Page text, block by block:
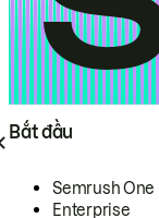
Bắt đầu
Semrush One
Enterprise